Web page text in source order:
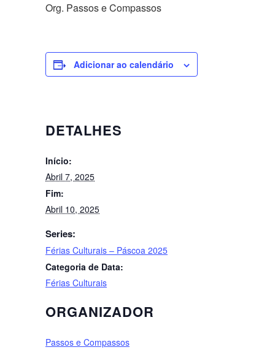
Org. Passos e Compassos
Adicionar ao calendário
DETALHES
Início:
Abril 7, 2025
Fim:
Abril 10, 2025
Series:
Férias Culturais – Páscoa 2025
Categoria de Data:
Férias Culturais
ORGANIZADOR
Passos e Compassos